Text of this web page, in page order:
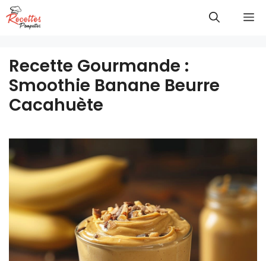
Aller
au
Recette Gourmande :
Smoothie Banane Beurre
Cacahuète